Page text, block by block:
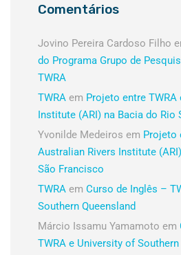
Comentários
Jovino Pereira Cardoso Filho
do Programa Grupo de
TWRA
TWRA em Projeto entre
Institute (ARI) na Bacia do Rio
Yvonilde Medeiros em Projeto
Australian Rivers Institute
São Francisco
TWRA em Curso de Inglês –
Southern Queensland
Márcio Issamu Yamamoto em
TWRA e University of Southern